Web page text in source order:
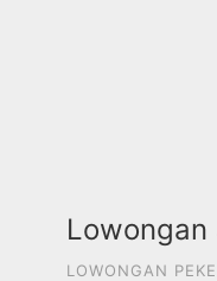
Lowongan
LOWONGAN